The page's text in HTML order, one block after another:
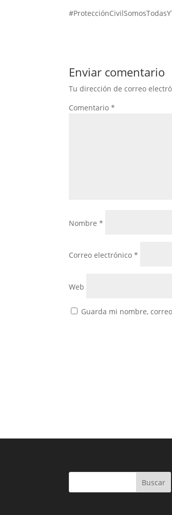
Enviar comentario
Tu dirección de correo
Comentario*
Nombre*
Correo electrónico*
Web
Guarda mi nombre,
Buscar